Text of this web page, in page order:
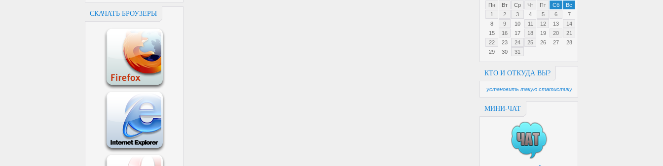
СКАЧАТЬ БРОУЗЕРЫ
Пн Вт Ср Чт Пт Сб
Вс
1
2 3 4 5 6
7
8
9 10 11 12 13
14
15
16 17 18 19 20
21
22
23 24 25 26 27
28
29
30 31
КТО И ОТКУДА ВЫ?
установить такую статистику
МИНИ-ЧАТ